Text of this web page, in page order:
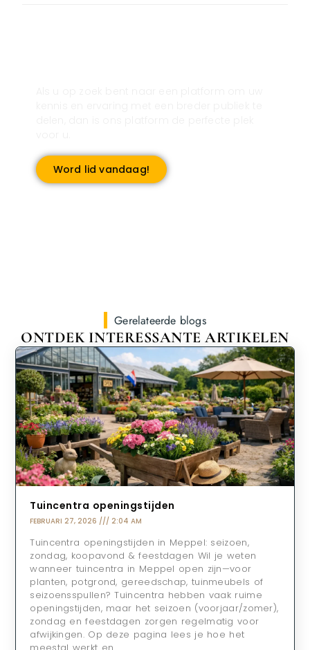
Word lid vandaag!
Gerelateerde blogs
ONTDEK INTERESSANTE ARTIKELEN
Tuincentra openingstijden
FEBRUARI 27, 2026 2:04 AM
Tuincentra openingstijden in Meppel: seizoen,
zondag, koopavond & feestdagen Wil je weten
wanneer tuincentra in Meppel open zijn—voor
planten, potgrond, gereedschap, tuinmeubels of
seizoensspullen? Tuincentra hebben vaak ruime
openingstijden, maar het seizoen (voorjaar/zomer),
zondag en feestdagen zorgen regelmatig voor
afwijkingen. Op deze pagina lees je hoe het